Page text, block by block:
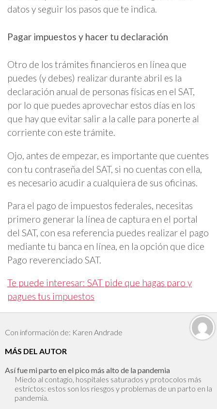
datos y seguir los pasos que te indica.
Pagar impuestos y hacer tu declaración
Otro de los trámites financieros en línea que
puedes (y debes) realizar durante abril es la
declaración anual de personas físicas en el SAT,
por lo que puedes aprovechar estos días en los
que hay que evitar salir a la calle para ponerte al
corriente con este trámite.
Ojo, antes de empezar, es importante que cuentes
con tu contraseña del SAT, si no cuentas con ella,
es necesario acudir a cualquiera de sus oficinas.
Para el pago de impuestos federales, necesitas
primero generar la línea de captura en el portal
del SAT, con esa referencia puedes realizar el pago
mediante tu banca en línea, en la opción que dice
Pago reverenciado SAT.
Te puede interesar: SAT pide que hagas paro y
pagues tus impuestos
Con información de: Karen Andrade
MÁS DEL AUTOR
Así fue mi parto en el pico más alto de la pandemia
Miedo al contagio, hospitales saturados y protocolos más
estrictos: estos son los riesgos y problemas de un parto en la
pandemia.